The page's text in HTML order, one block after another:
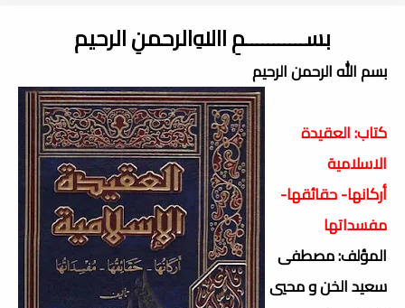
بســـــــــــمِ اﷲِالرحمنِ الرحيم
بسم الله الرحمن الرحيم
كتاب: العقيدة
الاسلامية
أركانها- حقائقها-
مفسداتها
المؤلف: مصطفى
سعيد الخن و محيي